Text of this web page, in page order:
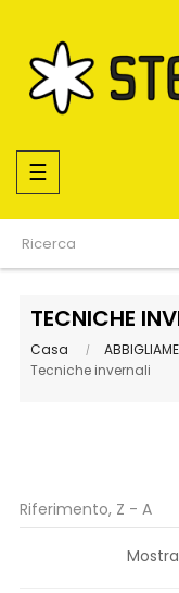
navigazione
Toggle
☰
TECNICHE
Casa
Tecniche invernali
Riferimento, Z - A